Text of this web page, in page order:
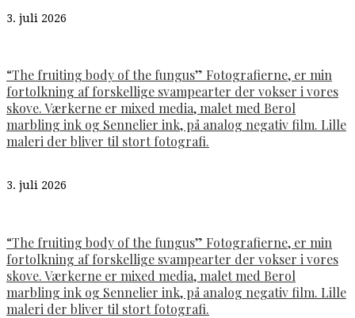
3. juli 2026
“The fruiting body of the fungus” Fotografierne, er min
fortolkning af forskellige svampearter der vokser i vores
skove. Værkerne er mixed media, malet med Berol
marbling ink og Sennelier ink, på analog negativ film. Lille
maleri der bliver til stort fotografi.
3. juli 2026
“The fruiting body of the fungus” Fotografierne, er min
fortolkning af forskellige svampearter der vokser i vores
skove. Værkerne er mixed media, malet med Berol
marbling ink og Sennelier ink, på analog negativ film. Lille
maleri der bliver til stort fotografi.